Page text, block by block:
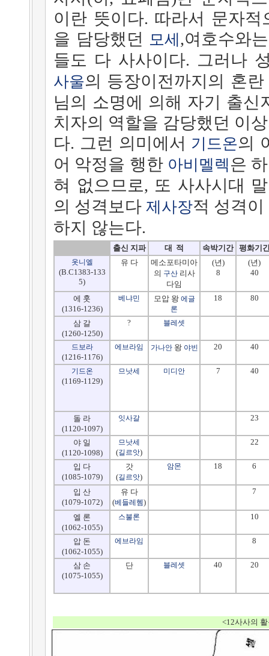
이란 뜻이다. 따라서 문자
을 담당했던 모세 ,여호수와
들도 다 사사이다. 그러나
사울의 등장이전까지의 혼
님의 소명에 의해 자기 출신
치자의 역할을 감당했던 이
다. 그런 의미에서 기드온의
어 악정을 행한 아비멜렉은
혀 없으므로, 또 사사시대
의 성격보다 제사장적 성격
하지 않는다.
출신 지파 대 적 속박기간 평화기
옷니엘
(B.C1383-133
5)
유 다
메소포타미아
의 구산리사
다임
(년)
8
(년)
40
에 훗
(1316-1236)
베냐민 모압 왕 에글
론
18 80
삼 갈
(1260-1250)
? 블레셋
드보라
(1216-1176)
에브라임 가나안왕 야빈 20 40
기드온
(1169-1129)
므낫세 미디안 7 40
돌 라
(1120-1097)
잇사갈 23
야 일
(1120-1098)
므낫세
(길르앗)
22
입 다
(1085-1079)
갓
(길르앗)
암몬 18 6
입 산
(1079-1072)
유 다
(베들레헴)
7
엘 론
(1062-1055)
스불론 10
압 돈
(1062-1055)
에브라임 8
삼 손
(1075-1055)
단 블레셋 40 20
<12사사의